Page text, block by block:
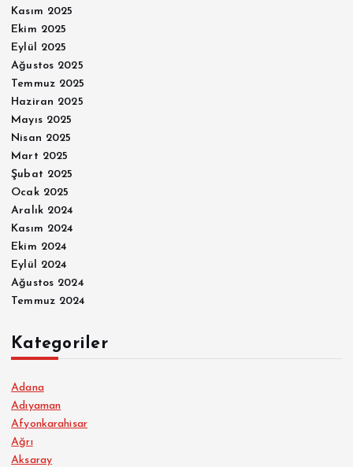
Kasım 2025
Ekim 2025
Eylül 2025
Ağustos 2025
Temmuz 2025
Haziran 2025
Mayıs 2025
Nisan 2025
Mart 2025
Şubat 2025
Ocak 2025
Aralık 2024
Kasım 2024
Ekim 2024
Eylül 2024
Ağustos 2024
Temmuz 2024
Kategoriler
Adana
Adıyaman
Afyonkarahisar
Ağrı
Aksaray